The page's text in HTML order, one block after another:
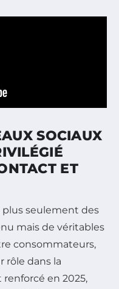
SOCIAUX
ET
plus seulement des
mais de véritables
consommateurs,
rôle dans la
en 2025,